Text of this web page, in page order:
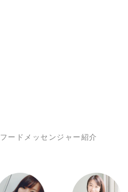
フードメッセンジャー紹介